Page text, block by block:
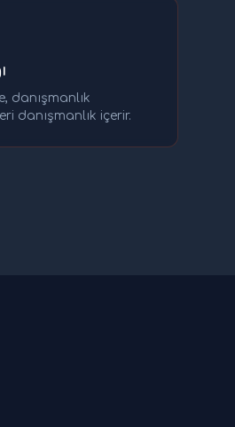
danışmanlık
danışmanlık içerir.